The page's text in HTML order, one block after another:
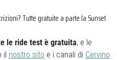
Tutte gratuite a parte la Sunset
le ride test è gratuita, e le
il nostro sito e i canali di Cervino